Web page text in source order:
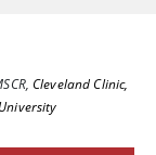
,Cleveland Clinic,